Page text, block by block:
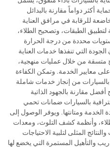
أكثر دواماً مقارنة بالبدائل
للرقابة في مرافق العناية
لتطبيق الطبقات، وتصحيح الطلاء،
محددة من درجة الحرارة
التي تنفذها خدمات العناية
متسقة من خلال عمليات منهجية،
معايير الخدمة. وتمكن الكفاءة
بالسيارات من إنجاز خدمات شاملة
مقارنة بالجهود الذاتية
بالسيارات ضمانات تحمي
الخدمة ومتانتها. ويوفر الوصول إلى
وأنظمة كشف التلوث، ومعدات
المثلى لتلبية الاحتياجات
والتأهيل المستمرة التي يخضع لها